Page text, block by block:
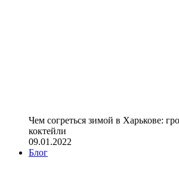
Чем согреться зимой в Харькове:
коктейли
09.01.2022
Блог